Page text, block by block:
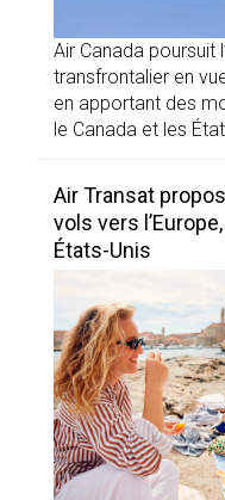
Air Canada poursuit
transfrontalier en
en apportant des
le Canada et les
Air Transat
vols vers
États-Unis